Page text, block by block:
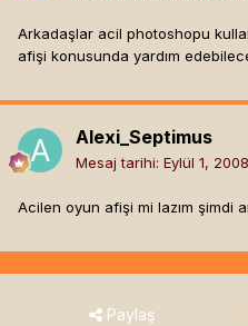
Arkadaşlar acil photoshopu
afişi konusunda yardım
Alexi_Septimus
Mesaj tarihi: Eylül 1, 2008
Acilen oyun afişi mi lazım şimdi
Paylaş